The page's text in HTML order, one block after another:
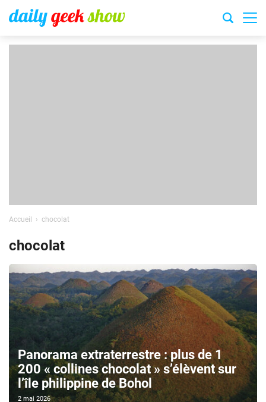
Accueil chocolat
chocolat
Panorama extraterrestre : plus de 1
200 « collines chocolat » s’élèvent sur
l’île philippine de Bohol
2 mai 2026